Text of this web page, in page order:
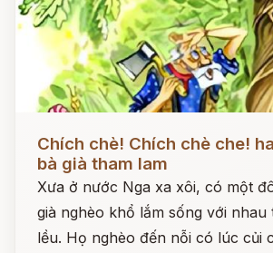
Chích chè! Chích chè che!
bà già tham lam
Xưa ở nước Nga xa xôi, có một
già nghèo khổ lắm sống với
lều. Họ nghèo đến nỗi có lúc củi